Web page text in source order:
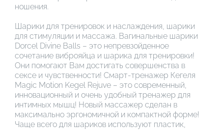
ношения.
Шарики для тренировок и наслаждения, шарики
для стимуляции и массажа. Вагинальные шарики
Dorcel Divine Balls – это непревзойденное
сочетание виброяйца и шарика для тренировки!
Они помогают Вам достигать совершенства в
сексе и чувственности! Смарт-тренажер Кегеля
Magic Motion Kegel Rejuve – это современный,
инновационный и очень удобный тренажер для
интимных мышц! Новый массажер сделан в
максимально эргономичной и компактной форме!
Чаще всего для шариков используют пластик,